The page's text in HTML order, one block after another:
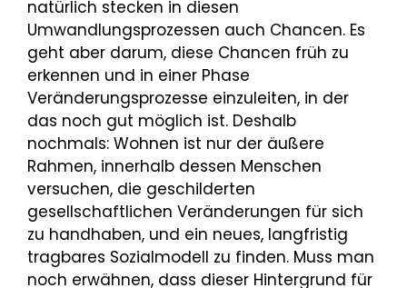
natürlich stecken in diesen
Umwandlungsprozessen auch Chancen. Es
geht aber darum, diese Chancen früh zu
erkennen und in einer Phase
Veränderungsprozesse einzuleiten, in der
das noch gut möglich ist. Deshalb
nochmals: Wohnen ist nur der äußere
Rahmen, innerhalb dessen Menschen
versuchen, die geschilderten
gesellschaftlichen Veränderungen für sich
zu handhaben, und ein neues, langfristig
tragbares Sozialmodell zu finden. Muss man
noch erwähnen, dass dieser Hintergrund für